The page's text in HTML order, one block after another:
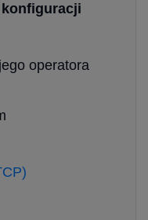
konfiguracji
operatora